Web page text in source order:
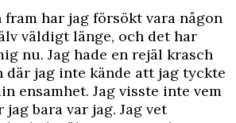
fram har jag försökt vara någon
väldigt länge, och det har
nu. Jag hade en rejäl krasch
där jag inte kände att jag tyckte
ensamhet. Jag visste inte vem
bara var jag. Jag vet